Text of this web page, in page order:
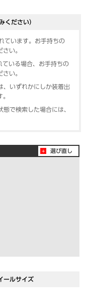
ください）
ています。お手持ちの
い。
ている場合、お手持ちの
い。
、いずれかにしか装着出
で検索した場合には、
選び直し
ールサイズ